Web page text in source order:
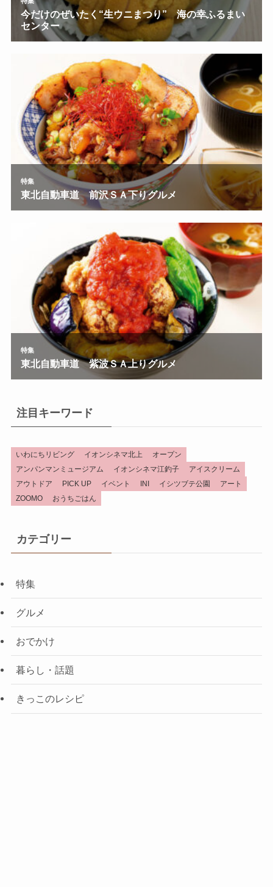
注目キーワード
いわにちリビング イオンシネマ北上
オープン
アンパンマンミュージアム
イオンシネマ江釣子
アイスクリーム
アウトドア
PICK UP イベント INI イシツブテ公園
アート
ZOOMO
おうちごはん
カテゴリー
特集
グルメ
おでかけ
暮らし・話題
きっこのレシピ